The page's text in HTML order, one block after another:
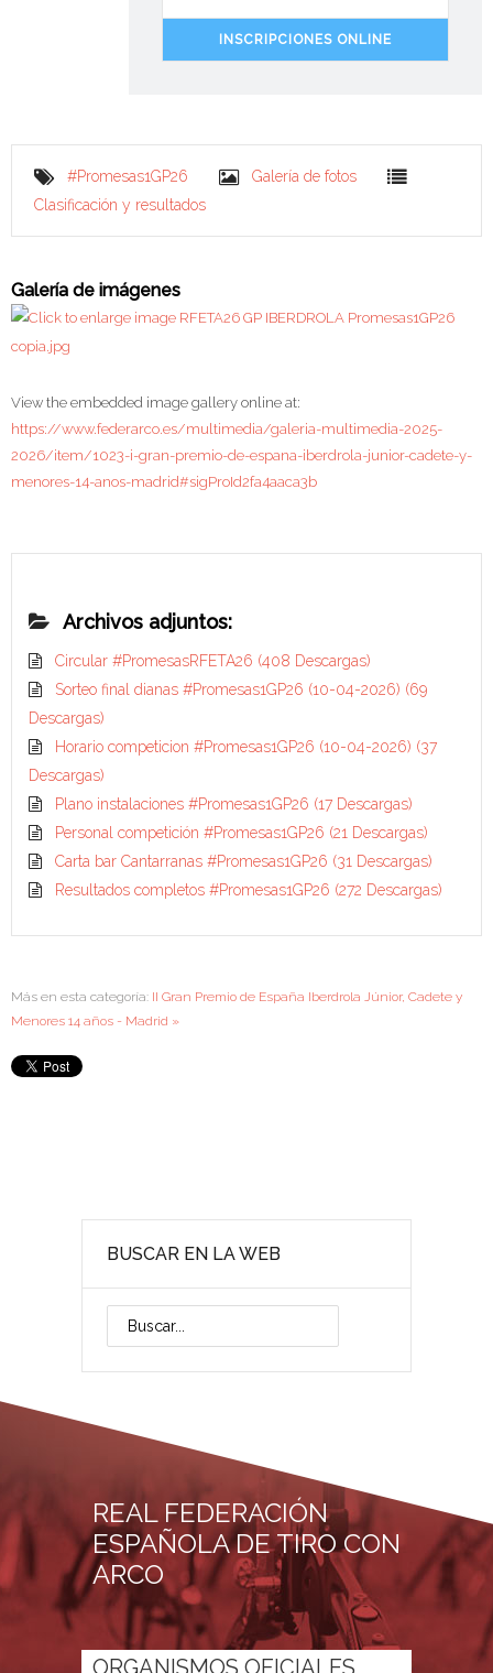
INSCRIPCIONES ONLINE
#Promesas1GP26
Galería de fotos
Clasificación y resultados
Galería de imágenes
View the embedded image gallery online at:
https://www.federarco.es/multimedia/galeria-multimedia-2025-
2026/item/1023-i-gran-premio-de-espana-iberdrola-junior-cadete-y-
menores-14-anos-madrid#sigProId2fa4aaca3b
Archivos adjuntos:
Circular #PromesasRFETA26 (408 Descargas)
Sorteo final dianas #Promesas1GP26 (10-04-2026) (69
Descargas)
Horario competicion #Promesas1GP26 (10-04-2026) (37
Descargas)
Plano instalaciones #Promesas1GP26 (17 Descargas)
Personal competición #Promesas1GP26 (21 Descargas)
Carta bar Cantarranas #Promesas1GP26 (31 Descargas)
Resultados completos #Promesas1GP26 (272 Descargas)
Más en esta categoría: II Gran Premio de España Iberdrola Júnior, Cadete y
Menores 14 años - Madrid »
BUSCAR EN LA WEB
REAL FEDERACIÓN
ESPAÑOLA DE TIRO CON
ARCO